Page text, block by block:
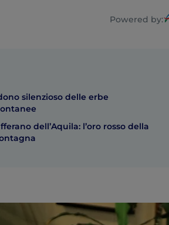
Powered by:
silenzioso delle erbe
dell’Aquila: l’oro rosso della